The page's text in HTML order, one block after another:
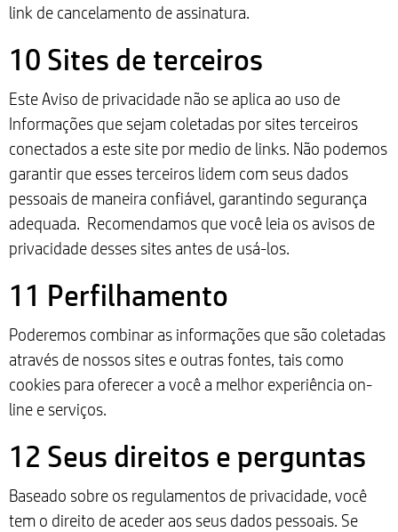
link de cancelamento de assinatura.
10 Sites de terceiros
Este Aviso de privacidade não se aplica ao uso de
Informações que sejam coletadas por sites terceiros
conectados a este site por medio de links. Não podemos
garantir que esses terceiros lidem com seus dados
pessoais de maneira confiável, garantindo segurança
adequada. Recomendamos que você leia os avisos de
privacidade desses sites antes de usá-los.
11 Perfilhamento
Poderemos combinar as informações que são coletadas
através de nossos sites e outras fontes, tais como
cookies para oferecer a você a melhor experiência on-
line e serviços.
12 Seus direitos e perguntas
Baseado sobre os regulamentos de privacidade, você
tem o direito de aceder aos seus dados pessoais. Se